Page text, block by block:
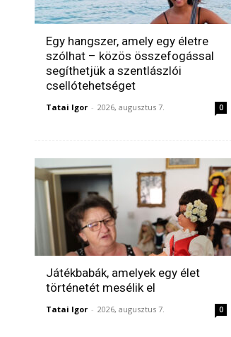
Egy hangszer, amely egy életre
szólhat – közös összefogással
segíthetjük a szentlászlói
csellótehetséget
Tatai Igor - 2026, augusztus 7. 0
Játékbabák, amelyek egy élet
történetét mesélik el
Tatai Igor - 2026, augusztus 7. 0